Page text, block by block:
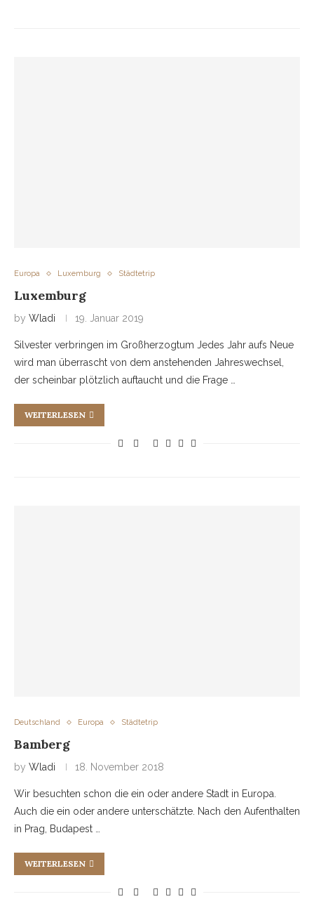
Europa Luxemburg Städtetrip
Luxemburg
by Wladi 19. Januar 2019
Silvester verbringen im Großherzogtum Jedes Jahr aufs Neue
wird man überrascht von dem anstehenden Jahreswechsel,
der scheinbar plötzlich auftaucht und die Frage …
WEITERLESEN
Deutschland Europa Städtetrip
Bamberg
by Wladi 18. November 2018
Wir besuchten schon die ein oder andere Stadt in Europa.
Auch die ein oder andere unterschätzte. Nach den Aufenthalten
in Prag, Budapest …
WEITERLESEN